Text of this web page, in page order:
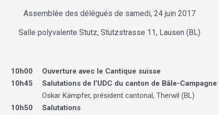
Assemblée des délégués de samedi, 24 juin 2017
Salle polyvalente Stutz, Stutzstrasse 11, Lausen (BL)
10h00
Ouverture avec le Cantique suisse
10h45
Salutations de l’UDC du canton de Bâle-Campagne
Oskar Kämpfer, président cantonal, Therwil (BL)
10h50
Salutations